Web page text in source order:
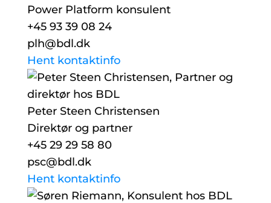
Power Platform konsulent
+45 93 39 08 24
plh@bdl.dk
Hent kontaktinfo
Peter Steen Christensen
Direktør og partner
+45 29 29 58 80
psc@bdl.dk
Hent kontaktinfo